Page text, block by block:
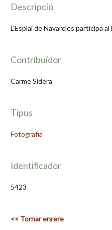
Descripció
L'Esplai de Navarcles participa
Contribuïdor
Carme Sidera
Tipus
Fotografia
Identificador
5423
<< Tornar enrere